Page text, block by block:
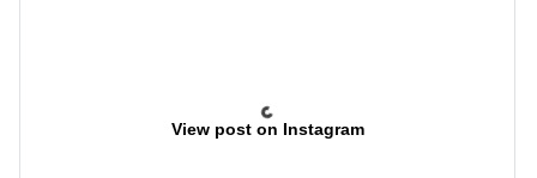
View post on Instagram